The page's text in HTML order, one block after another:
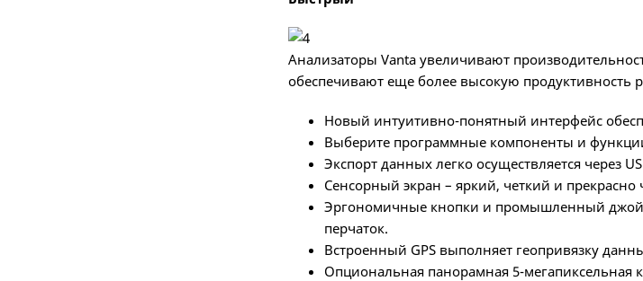
Анализаторы Vanta увеличивают
обеспечивают еще более высокую продуктивность
Новый интуитивно-понятный интерфейс
Выберите программные компоненты и
Экспорт данных легко осуществляется через
Сенсорный экран – яркий, четкий и
Эргономичные кнопки и промышленный
перчаток.
Встроенный GPS выполняет геопривязку
Опциональная панорамная 5-мегапиксельная